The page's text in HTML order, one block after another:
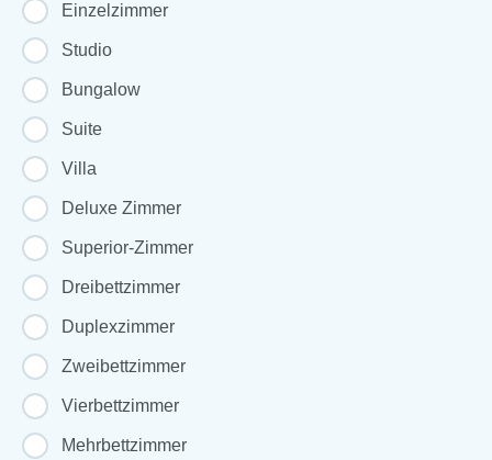
Einzelzimmer
Studio
Bungalow
Suite
Villa
Deluxe Zimmer
Superior-Zimmer
Dreibettzimmer
Duplexzimmer
Zweibettzimmer
Vierbettzimmer
Mehrbettzimmer